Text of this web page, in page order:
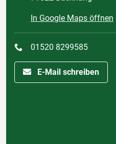
In Google Maps öffnen
01520 8299585
E-Mail schreiben